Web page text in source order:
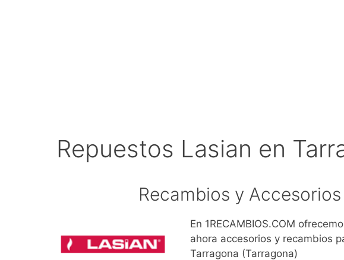
Repuestos Lasian en
Recambios y
En 1RECAMBIOS.COM
ahora accesorios y recambios
Tarragona (Tarragona)